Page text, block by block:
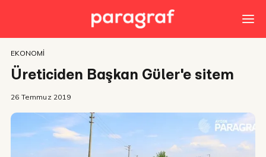
EKONOMI
Üreticiden Başkan Güler'e sitem
26 Temmuz 2019